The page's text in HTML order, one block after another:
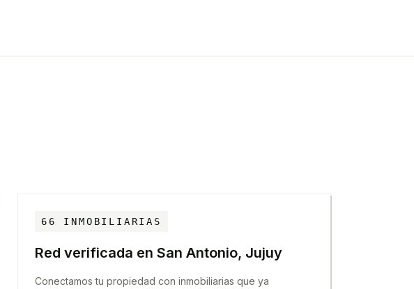
66 INMOBILIARIAS
Red verificada en San Antonio, Jujuy
Conectamos tu propiedad con inmobiliarias que ya